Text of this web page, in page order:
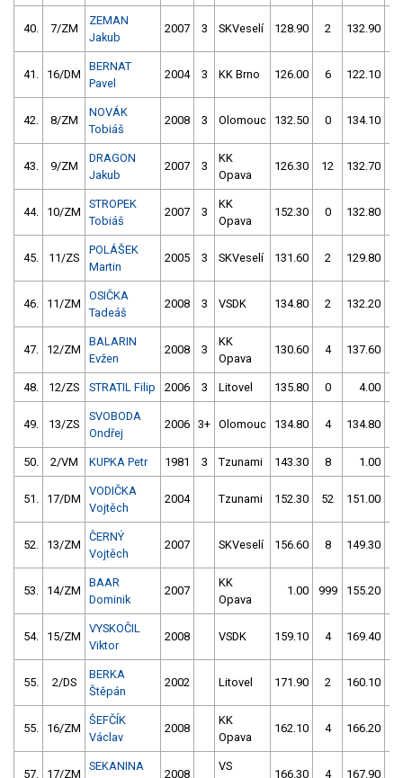
40. 7/ZM
ZEMAN
Jakub
2007 3 SKVeselí 128.90 2 132.90
41. 16/DM
BERNAT
Pavel
2004 3 KK Brno 126.00 6 122.10
42. 8/ZM
NOVÁK
Tobiáš
2008 3 Olomouc 132.50 0 134.10
43. 9/ZM
DRAGON
Jakub
2007 3
KK
Opava
126.30 12 132.70
44. 10/ZM
STROPEK
Tobiáš
2007 3
KK
Opava
152.30 0 132.80
45. 11/ZS
POLÁŠEK
Martin
2005 3 SKVeselí 131.60 2 129.80
46. 11/ZM
OSIČKA
Tadeáš
2008 3 VSDK 134.80 2 132.20
47. 12/ZM
BALARIN
Evžen
2008 3
KK
Opava
130.60 4 137.60
48. 12/ZS STRATIL Filip 2006 3 Litovel 135.80 0 4.00
49. 13/ZS
SVOBODA
Ondřej
2006 3+ Olomouc 134.80 4 134.80
50. 2/VM KUPKA Petr 1981 3 Tzunami 143.30 8 1.00
51. 17/DM
VODIČKA
Vojtěch
2004 Tzunami 152.30 52 151.00
52. 13/ZM
ČERNÝ
Vojtěch
2007 SKVeselí 156.60 8 149.30
53. 14/ZM
BAAR
Dominik
2007
KK
Opava
1.00 999 155.20
54. 15/ZM
VYSKOČIL
Viktor
2008 VSDK 159.10 4 169.40
55. 2/DS
BERKA
Štěpán
2002 Litovel 171.90 2 160.10
55. 16/ZM
ŠEFČÍK
Václav
2008
KK
Opava
162.10 4 166.20
57. 17/ZM
SEKANINA
2008
VS
166.30 4 167.90